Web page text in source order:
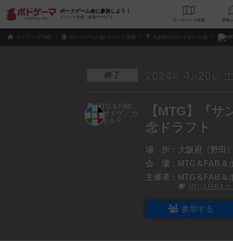
ボードゲーム会に参加しよう！
イベント作成・参加サービス
データベース 検索
ボドゲーマTOP ボードゲーム会/イベント情報 大阪府のボードゲーム会
終了 2024年 4 月 20 日 土
【MTG】『
念ドラフト
場 所： 大阪府（野田）
会 場： MTG＆FAB＆
主催者： MTG＆FAB＆
MTG＆FAB＆
参加する